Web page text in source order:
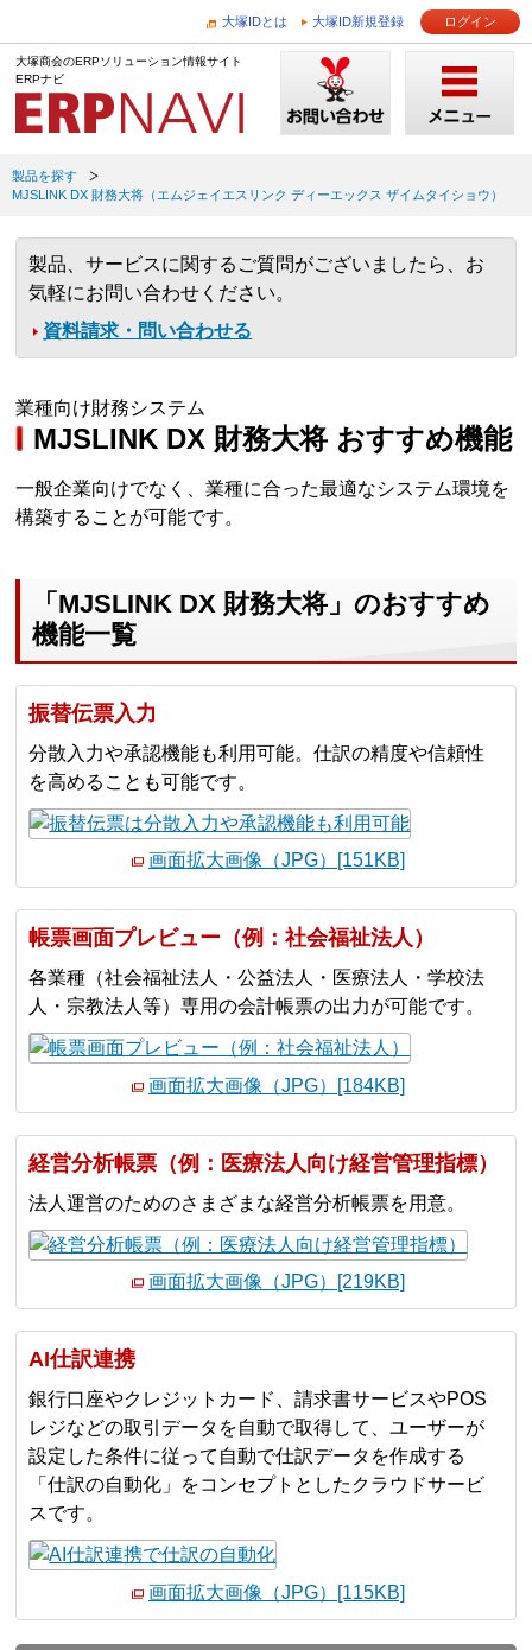
大塚IDとは 大塚ID新規登録 ログイン
大塚商会のERPソリューション情報サイト
ERPナビ
製品を探す
MJSLINK DX 財務大将（エムジェイエスリンク ディーエックス ザイムタイショウ）
製品、サービスに関するご質問がございましたら、お
気軽にお問い合わせください。
資料請求・問い合わせる
業種向け財務システム
MJSLINK DX 財務大将 おすすめ機能
一般企業向けでなく、業種に合った最適なシステム環境を
構築することが可能です。
「MJSLINK DX 財務大将」のおすすめ
機能一覧
振替伝票入力
分散入力や承認機能も利用可能。仕訳の精度や信頼性
を高めることも可能です。
画面拡大画像（JPG）[151KB]
帳票画面プレビュー（例：社会福祉法人）
各業種（社会福祉法人・公益法人・医療法人・学校法
人・宗教法人等）専用の会計帳票の出力が可能です。
画面拡大画像（JPG）[184KB]
経営分析帳票（例：医療法人向け経営管理指標）
法人運営のためのさまざまな経営分析帳票を用意。
画面拡大画像（JPG）[219KB]
AI仕訳連携
銀行口座やクレジットカード、請求書サービスやPOS
レジなどの取引データを自動で取得して、ユーザーが
設定した条件に従って自動で仕訳データを作成する
「仕訳の自動化」をコンセプトとしたクラウドサービ
スです。
画面拡大画像（JPG）[115KB]